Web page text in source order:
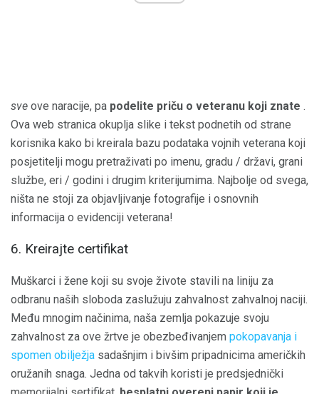
sve ove naracije, pa podelite priču o veteranu koji znate .
Ova web stranica okuplja slike i tekst podnetih od strane
korisnika kako bi kreirala bazu podataka vojnih veterana koji
posjetitelji mogu pretraživati ​​po imenu, gradu / državi, grani
službe, eri / godini i drugim kriterijumima. Najbolje od svega,
ništa ne stoji za objavljivanje fotografije i osnovnih
informacija o evidenciji veterana!
6. Kreirajte certifikat
Muškarci i žene koji su svoje živote stavili na liniju za
odbranu naših sloboda zaslužuju zahvalnost zahvalnoj naciji.
Među mnogim načinima, naša zemlja pokazuje svoju
zahvalnost za ove žrtve je obezbeđivanjem pokopavanja i
spomen obilježja sadašnjim i bivšim pripadnicima američkih
oružanih snaga. Jedna od takvih koristi je predsjednički